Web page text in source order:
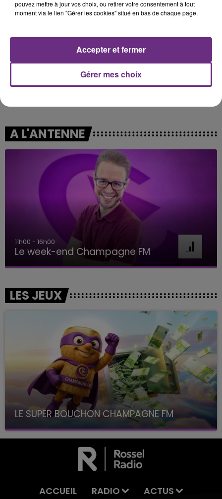
A L'ANTENNE
16h00 - 20h00
Le Week-end Champagne FM
LES JEUX
LE SUPER BOUCHON CHAMPAGNE FM
avec La Famille Champagne FM, à 8H10
ACCUEIL RADIO ACTUS
pouvez mettre à jour vos choix, ou retirer votre consentement à tout
moment via le lien "Gérer les cookies" situé en bas de chaque page.
Gérer mes choix
Accepter et fermer